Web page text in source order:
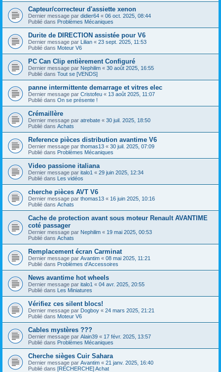
Capteur/correcteur d'assiette xenon
Dernier message par didier64 « 06 oct. 2025, 08:44
Publié dans Problèmes Mécaniques
Durite de DIRECTION assistée pour V6
Dernier message par Lilian « 23 sept. 2025, 11:53
Publié dans Moteur V6
PC Can Clip entièrement Configuré
Dernier message par Nephilim « 30 août 2025, 16:55
Publié dans Tout se [VENDS]
panne intermittente demarrage et vitres elec
Dernier message par Cristofeu « 13 août 2025, 11:07
Publié dans On se présente !
Crémaillère
Dernier message par atrebate « 30 juil. 2025, 18:50
Publié dans Achats
Reference pièces distribution avantime V6
Dernier message par thomas13 « 30 juil. 2025, 07:09
Publié dans Problèmes Mécaniques
Video passione italiana
Dernier message par italo1 « 29 juin 2025, 12:34
Publié dans Les vidéos
cherche pièces AVT V6
Dernier message par thomas13 « 16 juin 2025, 10:16
Publié dans Achats
Cache de protection avant sous moteur Renault AVANTIME
coté passager
Dernier message par Nephilim « 19 mai 2025, 00:53
Publié dans Achats
Remplacement écran Carminat
Dernier message par Avantim « 08 mai 2025, 11:21
Publié dans Problèmes d'Accessoires
News avantime hot wheels
Dernier message par italo1 « 04 avr. 2025, 20:55
Publié dans Les Miniatures
Vérifiez ces silent blocs!
Dernier message par Dogboy « 24 mars 2025, 21:21
Publié dans Moteur V6
Cables mystères ???
Dernier message par Alain39 « 17 févr. 2025, 13:57
Publié dans Problèmes Mécaniques
Cherche sièges Cuir Sahara
Dernier message par Avantim « 21 janv. 2025, 16:40
Publié dans [RECHERCHE] Achat